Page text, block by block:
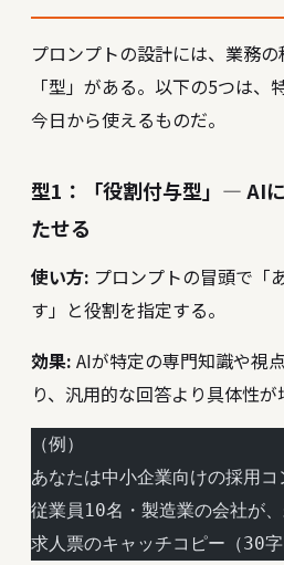
プロンプトの設計には、業務
「型」がある。以下の5つは、
今日から使えるものだ。
型1：「役割付与型」― AI
たせる
使い方: プロンプトの冒頭で「
す」と役割を指定する。
効果: AIが特定の専門知識や視
り、汎用的な回答より具体性が
（例）
あなたは中小企業向けの採用コ
従業員10名・製造業の会社が
求人票のキャッチコピー（30